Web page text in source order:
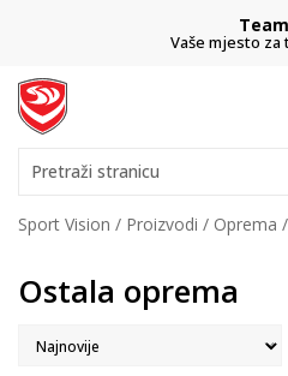
Team
Vaše mjesto za
Pretraži stranicu
Sport Vision Proizvodi Oprema
Ostala oprema